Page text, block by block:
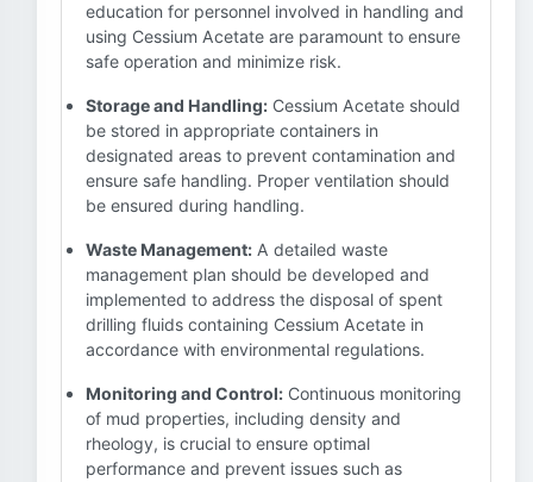
education for personnel involved in handling and
using Cessium Acetate are paramount to ensure
safe operation and minimize risk.
Storage and Handling: Cessium Acetate should
be stored in appropriate containers in
designated areas to prevent contamination and
ensure safe handling. Proper ventilation should
be ensured during handling.
Waste Management: A detailed waste
management plan should be developed and
implemented to address the disposal of spent
drilling fluids containing Cessium Acetate in
accordance with environmental regulations.
Monitoring and Control: Continuous monitoring
of mud properties, including density and
rheology, is crucial to ensure optimal
performance and prevent issues such as